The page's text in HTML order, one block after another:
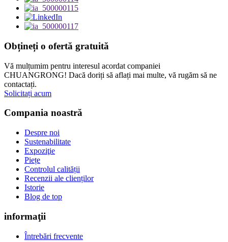
Obțineți o ofertă gratuită
Vă mulțumim pentru interesul acordat companiei
CHUANGRONG! Dacă doriți să aflați mai multe, vă rugăm să ne
contactați.
Solicitați acum
Compania noastră
Despre noi
Sustenabilitate
Expoziţie
Piețe
Controlul calității
Recenzii ale clienților
Istorie
Blog de top
informaţii
Întrebări frecvente